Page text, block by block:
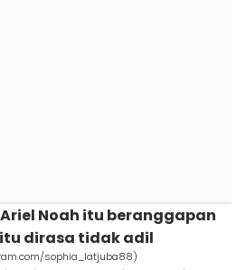
Noah itu beranggapan
dirasa tidak adil
sophia_latjuba88)